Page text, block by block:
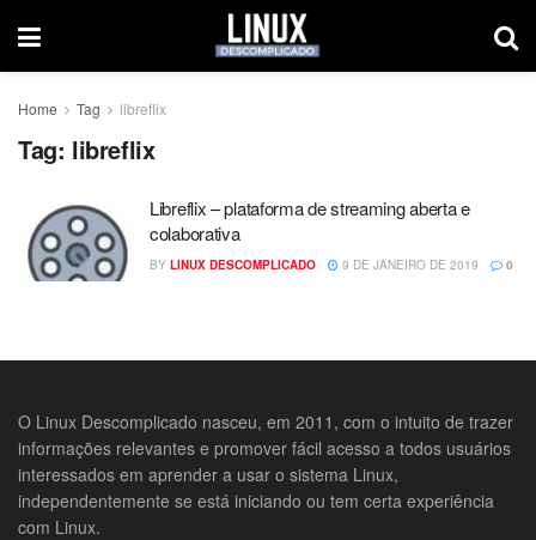
Home Tag libreflix
Tag: libreflix
Libreflix – plataforma de streaming aberta e
colaborativa
BY LINUX DESCOMPLICADO 9 DE JANEIRO DE 2019 0
O Linux Descomplicado nasceu, em 2011, com o intuito de trazer
informações relevantes e promover fácil acesso a todos usuários
interessados em aprender a usar o sistema Linux,
independentemente se está iniciando ou tem certa experiência
com Linux.